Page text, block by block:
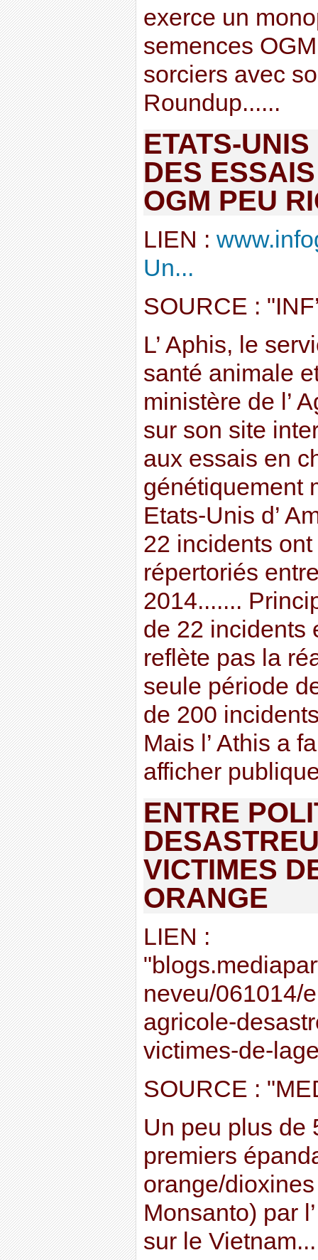
exerce un
semences
sorciers avec
Roundup......
ETATS-
DES
OGM PEU
LIEN :
Un...
SOURCE :
L’ Aphis, le
santé animale
ministère de l’
sur son site
aux essais en
génétiquement
Etats-Unis d’
22 incidents
répertoriés
2014.......
de 22 incidents
reflète pas la
seule période
de 200
Mais l’ Athis a
afficher
ENTRE
VICTIMES
ORANGE
LIEN :
neveu/061014/
agricole-
victimes-de-
SOURCE :
Un peu plus de
premiers
orange/
Monsanto) par
sur le